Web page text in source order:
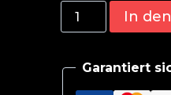
ProFuel
GRÜNZEUG
Menge
In
Garantiert